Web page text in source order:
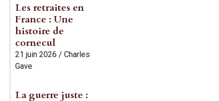
Les retraites en
France : Une
histoire de
cornecul
21 juin 2026 / Charles
Gave
La guerre juste :